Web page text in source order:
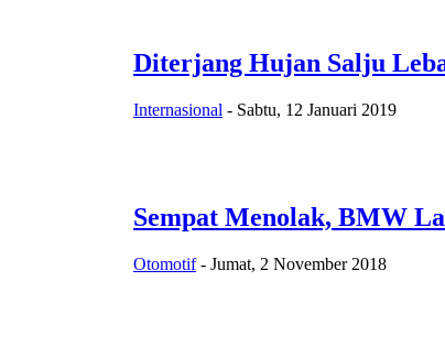
Diterjang Hujan Salju
Internasional - Sabtu, 12 Januari 2019
Sempat Menolak, BMW
Otomotif - Jumat, 2 November 2018